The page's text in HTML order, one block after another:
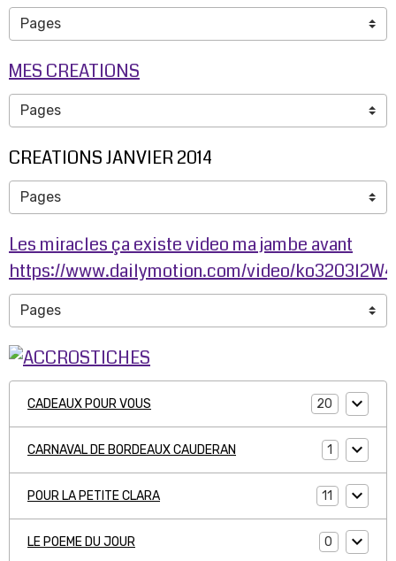
MES CREATIONS
CREATIONS JANVIER 2014
Les miracles ça existe video ma jambe avant
https://www.dailymotion.com/video/
CADEAUX POUR VOUS 20
CARNAVAL DE BORDEAUX CAUDERAN 1
POUR LA PETITE CLARA 11
LE POEME DU JOUR 0